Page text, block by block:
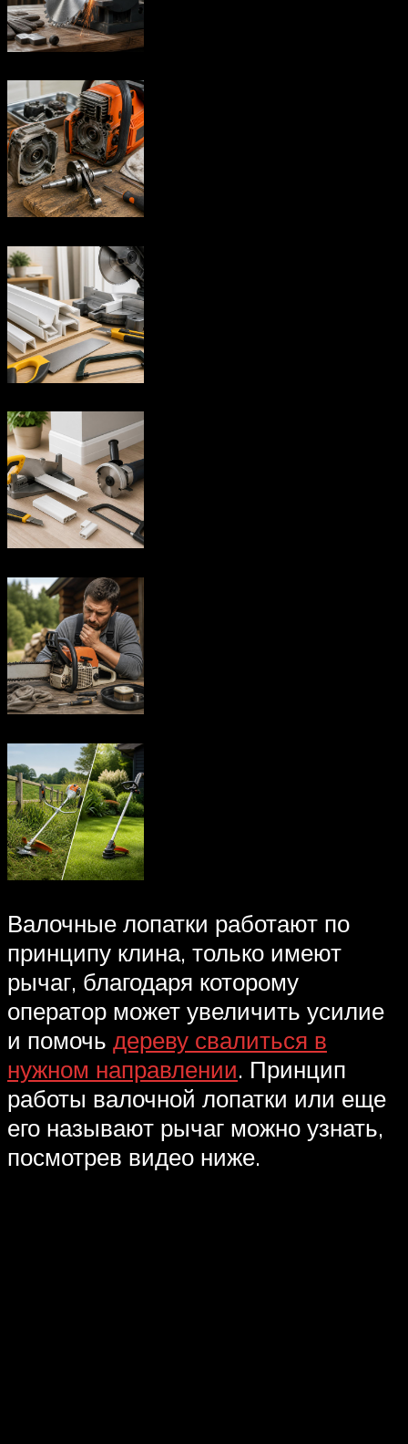
Валочные лопатки работают по
принципу клина, только имеют
рычаг, благодаря которому
оператор может увеличить усилие
и помочь дереву свалиться в
нужном направлении. Принцип
работы валочной лопатки или еще
его называют рычаг можно узнать,
посмотрев видео ниже.